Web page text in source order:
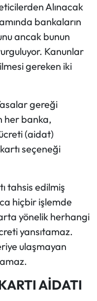
Alınacak
bankaların
ancak bunun
Kanunlar
gereken iki
gereği
her banka,
(aidat)
seçeneği
tahsis edilmiş
hiçbir işlemde
yönelik herhangi
yansıtamaz.
ulaşmayan
AİDATI